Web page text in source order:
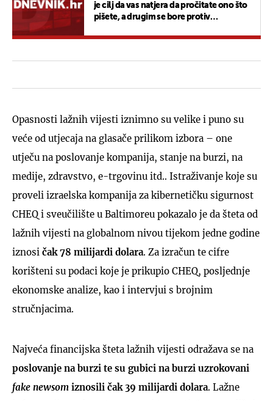
je cilj da vas natjera da pročitate ono što
pišete, a drugim se bore protiv
Opasnosti lažnih vijesti iznimno su velike i puno su
veće od utjecaja na glasače prilikom izbora – one
utječu na poslovanje kompanija, stanje na burzi, na
medije, zdravstvo, e-trgovinu itd.. Istraživanje koje su
proveli izraelska kompanija za kibernetičku sigurnost
CHEQ i sveučilište u Baltimoreu pokazalo je da šteta od
lažnih vijesti na globalnom nivou tijekom jedne godine
iznosi čak 78 milijardi dolara. Za izračun te cifre
korišteni su podaci koje je prikupio CHEQ, posljednje
ekonomske analize, kao i intervjui s brojnim
stručnjacima.
Najveća financijska šteta lažnih vijesti odražava se na
poslovanje na burzi te su gubici na burzi uzrokovani
fake newsom iznosili čak 39 milijardi dolara. Lažne